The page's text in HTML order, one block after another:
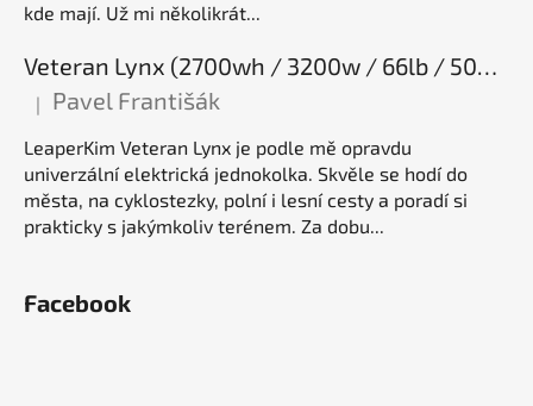
kde mají. Už mi několikrát...
Veteran Lynx (2700wh / 3200w / 66lb / 50E), elektrická jednokolka
Hodnocení produktu je 5 z 5 hvězdiček.
| Pavel Františák
LeaperKim Veteran Lynx je podle mě opravdu
univerzální elektrická jednokolka. Skvěle se hodí do
města, na cyklostezky, polní i lesní cesty a poradí si
prakticky s jakýmkoliv terénem. Za dobu...
Facebook